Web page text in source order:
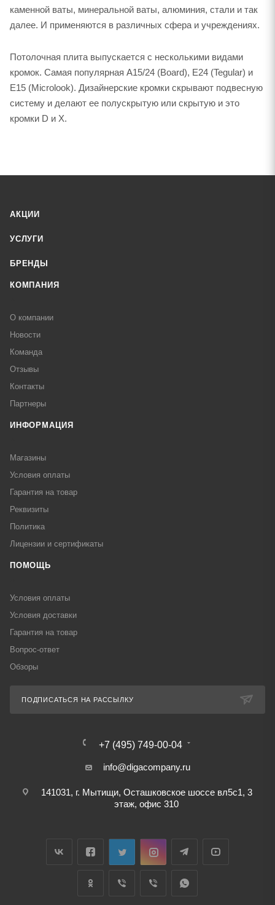
каменной ваты, минеральной ваты, алюминия, стали и так
далее. И применяются в различных сфера и учреждениях.
Потолочная плита выпускается с несколькими видами
кромок. Самая популярная А15/24 (Board), Е24 (Tegular) и
Е15 (Microlook). Дизайнерские кромки скрывают подвесную
систему и делают ее полуcкрытую или скрытую и это
кромки D и X.
АКЦИИ
УСЛУГИ
БРЕНДЫ
КОМПАНИЯ
О компании
Новости
Команда
Отзывы
Контакты
Партнеры
ИНФОРМАЦИЯ
Магазины
Условия оплаты
Гарантия на товар
Реквизиты
Политика
Лицензии и сертификаты
ПОМОЩЬ
Условия оплаты
Условия доставки
Гарантия на товар
Вопрос-ответ
Обзоры
ПОДПИСАТЬСЯ НА РАССЫЛКУ
+7 (495) 749-00-04
info@digacompany.ru
141031, г. Мытищи, Осташковское шоссе вл5с1, 3
этаж, офис 310